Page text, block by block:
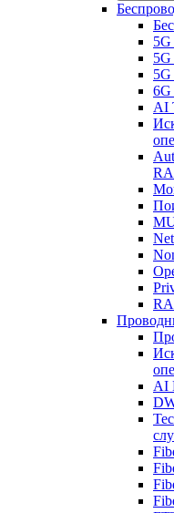
5G
6G
AI
AI